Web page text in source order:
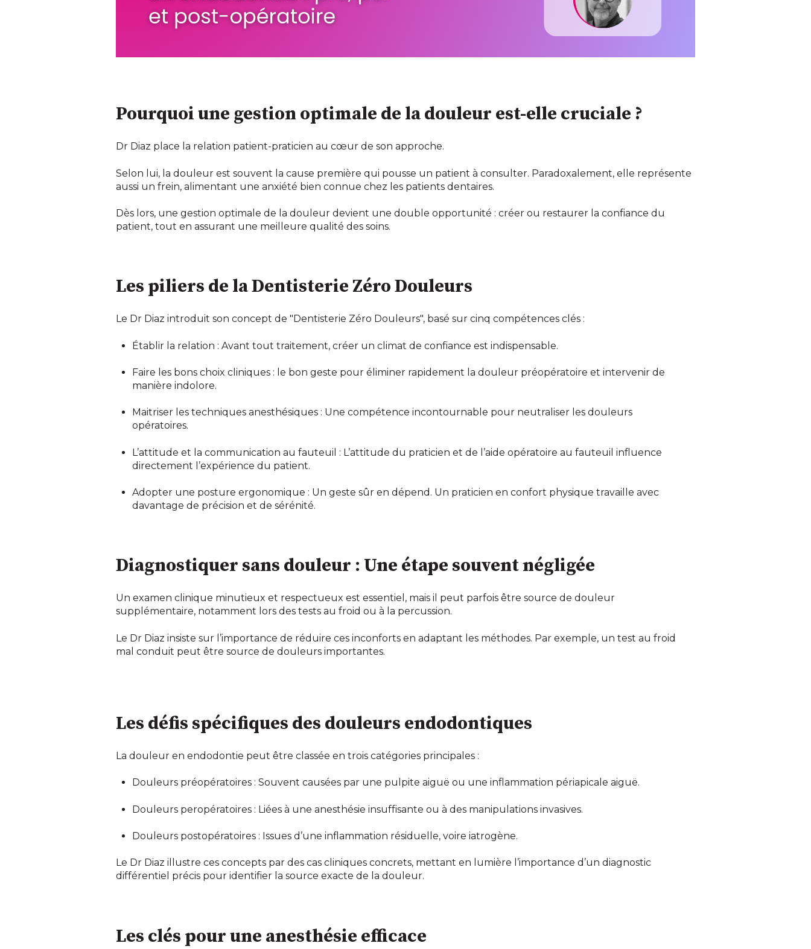
Pourquoi une gestion optimale de la douleur est-elle cruciale ?
Dr Diaz place la relation patient-praticien au cœur de son approche.
Selon lui, la douleur est souvent la cause première qui pousse un patient à consulter. Paradoxalement, elle représente
aussi un frein, alimentant une anxiété bien connue chez les patients dentaires.
Dès lors, une gestion optimale de la douleur devient une double opportunité : créer ou restaurer la confiance du
patient, tout en assurant une meilleure qualité des soins.
Les piliers de la Dentisterie Zéro Douleurs
Le Dr Diaz introduit son concept de "Dentisterie Zéro Douleurs", basé sur cinq compétences clés :
Établir la relation : Avant tout traitement, créer un climat de confiance est indispensable.
Faire les bons choix cliniques : le bon geste pour éliminer rapidement la douleur préopératoire et intervenir de
manière indolore.
Maitriser les techniques anesthésiques : Une compétence incontournable pour neutraliser les douleurs
opératoires.
L’attitude et la communication au fauteuil : L’attitude du praticien et de l’aide opératoire au fauteuil influence
directement l’expérience du patient.
Adopter une posture ergonomique : Un geste sûr en dépend. Un praticien en confort physique travaille avec
davantage de précision et de sérénité.
Diagnostiquer sans douleur : Une étape souvent négligée
Un examen clinique minutieux et respectueux est essentiel, mais il peut parfois être source de douleur
supplémentaire, notamment lors des tests au froid ou à la percussion.
Le Dr Diaz insiste sur l’importance de réduire ces inconforts en adaptant les méthodes. Par exemple, un test au froid
mal conduit peut être source de douleurs importantes.
Les défis spécifiques des douleurs endodontiques
La douleur en endodontie peut être classée en trois catégories principales :
Douleurs préopératoires : Souvent causées par une pulpite aiguë ou une inflammation périapicale aiguë.
Douleurs peropératoires : Liées à une anesthésie insuffisante ou à des manipulations invasives.
Douleurs postopératoires : Issues d’une inflammation résiduelle, voire iatrogène.
Le Dr Diaz illustre ces concepts par des cas cliniques concrets, mettant en lumière l’importance d’un diagnostic
différentiel précis pour identifier la source exacte de la douleur.
Les clés pour une anesthésie efficace